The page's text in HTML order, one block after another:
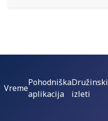
Vreme
Pohodniška
aplikacija
Družinski
izleti